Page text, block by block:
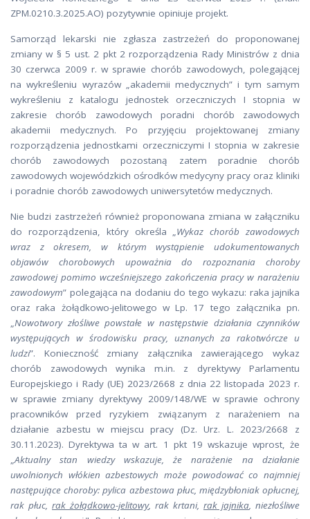
ZPM.0210.3.2025.AO) pozytywnie opiniuje projekt.
Samorząd lekarski nie zgłasza zastrzeżeń do proponowanej
zmiany w § 5 ust. 2 pkt 2 rozporządzenia Rady Ministrów z dnia
30 czerwca 2009 r. w sprawie chorób zawodowych, polegającej
na wykreśleniu wyrazów „akademii medycznych” i tym samym
wykreśleniu z katalogu jednostek orzeczniczych I stopnia w
zakresie chorób zawodowych poradni chorób zawodowych
akademii medycznych. Po przyjęciu projektowanej zmiany
rozporządzenia jednostkami orzeczniczymi I stopnia w zakresie
chorób zawodowych pozostaną zatem poradnie chorób
zawodowych wojewódzkich ośrodków medycyny pracy oraz kliniki
i poradnie chorób zawodowych uniwersytetów medycznych.
Nie budzi zastrzeżeń również proponowana zmiana w załączniku
do rozporządzenia, który określa „Wykaz chorób zawodowych
wraz z okresem, w którym wystąpienie udokumentowanych
objawów chorobowych upoważnia do rozpoznania choroby
zawodowej pomimo wcześniejszego zakończenia pracy w narażeniu
zawodowym” polegająca na dodaniu do tego wykazu: raka jajnika
oraz raka żołądkowo-jelitowego w Lp. 17 tego załącznika pn.
„Nowotwory złośliwe powstałe w następstwie działania czynników
występujących w środowisku pracy, uznanych za rakotwórcze u
ludzi”. Konieczność zmiany załącznika zawierającego wykaz
chorób zawodowych wynika m.in. z dyrektywy Parlamentu
Europejskiego i Rady (UE) 2023/2668 z dnia 22 listopada 2023 r.
w sprawie zmiany dyrektywy 2009/148/WE w sprawie ochrony
pracowników przed ryzykiem związanym z narażeniem na
działanie azbestu w miejscu pracy (Dz. Urz. L. 2023/2668 z
30.11.2023). Dyrektywa ta w art. 1 pkt 19 wskazuje wprost, że
„Aktualny stan wiedzy wskazuje, że narażenie na działanie
uwolnionych włókien azbestowych może powodować co najmniej
następujące choroby: pylica azbestowa płuc, międzybłoniak opłucnej,
rak płuc, rak żołądkowo-jelitowy, rak krtani, rak jajnika, niezłośliwe